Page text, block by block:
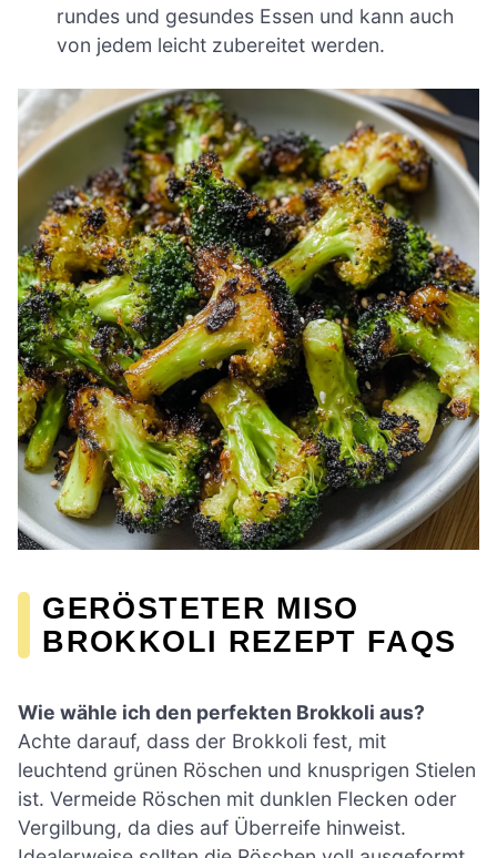
rundes und gesundes Essen und kann auch
von jedem leicht zubereitet werden.
GERÖSTETER MISO
BROKKOLI REZEPT FAQS
Wie wähle ich den perfekten Brokkoli aus?
Achte darauf, dass der Brokkoli fest, mit
leuchtend grünen Röschen und knusprigen Stielen
ist. Vermeide Röschen mit dunklen Flecken oder
Vergilbung, da dies auf Überreife hinweist.